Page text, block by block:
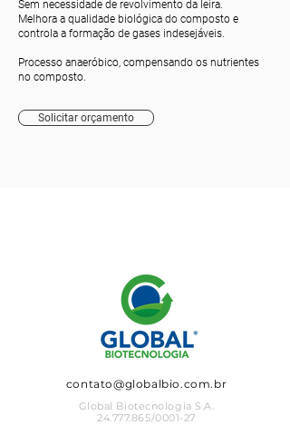
Sem necessidade de revolvimento da leira.
Melhora a qualidade biológica do composto e
controla a formação de gases indesejáveis.
Processo anaeróbico, compensando os nutrientes
no composto.
Solicitar orçamento
contato@globalbio.com.br
Global Biotecnologia S.A.
24.777.865/0001-27